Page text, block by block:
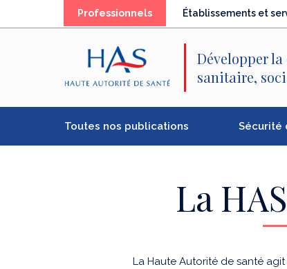
Professionnels(élémentÉtablissements et
Développer
sanitaire,
Toutes nos publications Sécurité
La
La Haute Autorité de santé agit